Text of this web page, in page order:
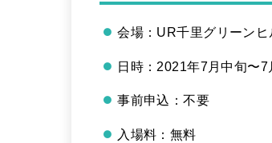
会場：UR千里グリーン
日時：2021年7月中旬〜
事前申込：不要
入場料：無料